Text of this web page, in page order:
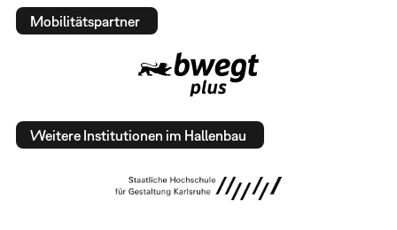
Mobilitätspartner
Weitere Institutionen im Hallenbau